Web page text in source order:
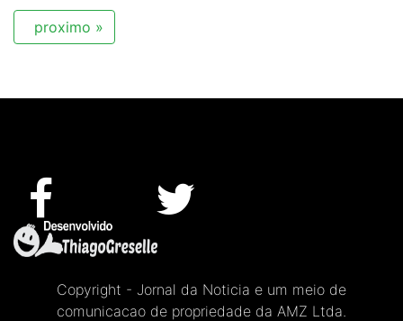
proximo »
Copyright - Jornal da Noticia e um meio de
comunicacao de propriedade da AMZ Ltda.